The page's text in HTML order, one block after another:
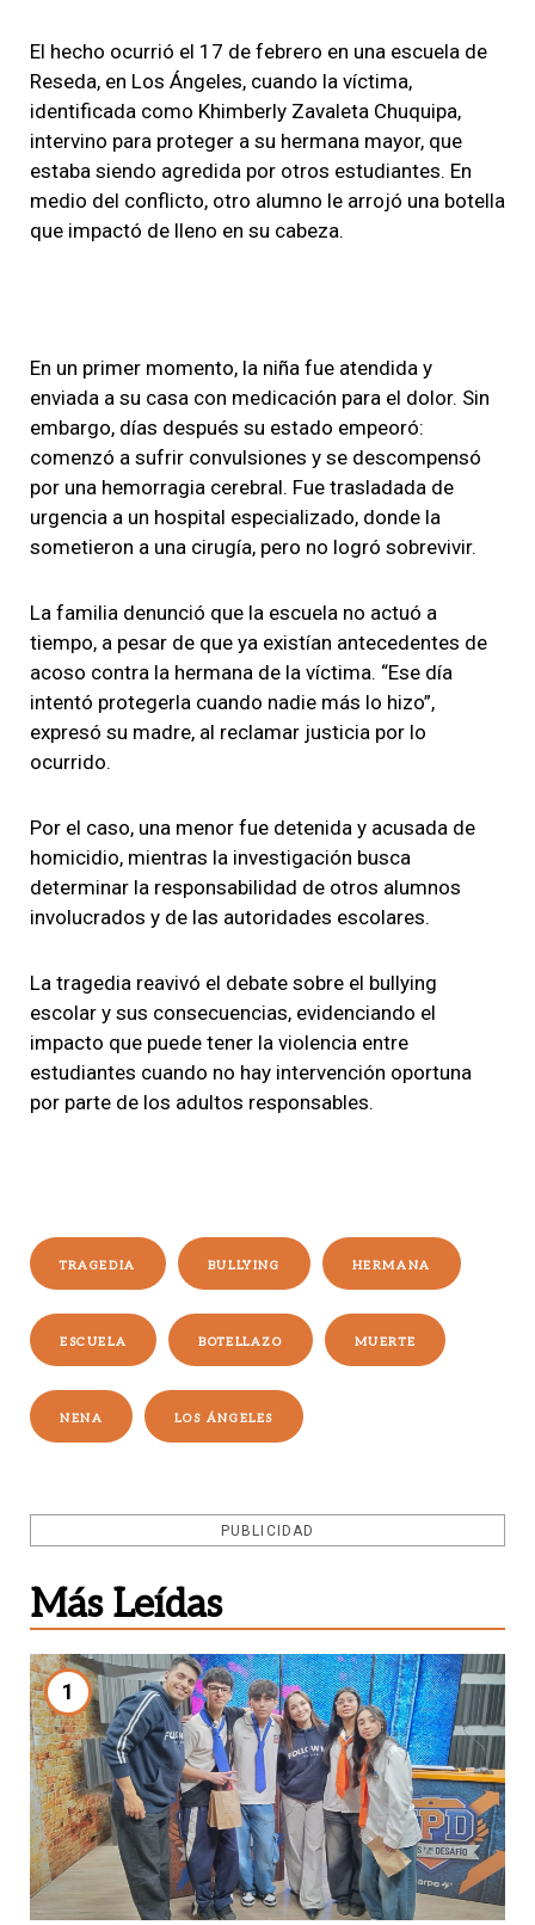
El hecho ocurrió el 17 de febrero en una escuela de
Reseda, en Los Ángeles, cuando la víctima,
identificada como Khimberly Zavaleta Chuquipa,
intervino para proteger a su hermana mayor, que
estaba siendo agredida por otros estudiantes. En
medio del conflicto, otro alumno le arrojó una botella
que impactó de lleno en su cabeza.
En un primer momento, la niña fue atendida y
enviada a su casa con medicación para el dolor. Sin
embargo, días después su estado empeoró:
comenzó a sufrir convulsiones y se descompensó
por una hemorragia cerebral. Fue trasladada de
urgencia a un hospital especializado, donde la
sometieron a una cirugía, pero no logró sobrevivir.
La familia denunció que la escuela no actuó a
tiempo, a pesar de que ya existían antecedentes de
acoso contra la hermana de la víctima. “Ese día
intentó protegerla cuando nadie más lo hizo”,
expresó su madre, al reclamar justicia por lo
ocurrido.
Por el caso, una menor fue detenida y acusada de
homicidio, mientras la investigación busca
determinar la responsabilidad de otros alumnos
involucrados y de las autoridades escolares.
La tragedia reavivó el debate sobre el bullying
escolar y sus consecuencias, evidenciando el
impacto que puede tener la violencia entre
estudiantes cuando no hay intervención oportuna
por parte de los adultos responsables.
TRAGEDIA BULLYING HERMANA
ESCUELA BOTELLAZO MUERTE
NENA LOS ÁNGELES
PUBLICIDAD
Más Leídas
1